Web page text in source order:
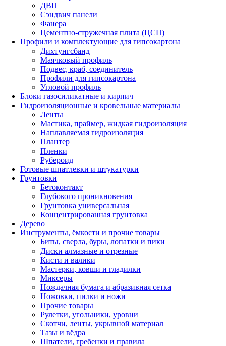
ДВП
Сэндвич панели
Фанера
Цементно-стружечная плита (ЦСП)
Профили и комплектующие для гипсокартона
Дихтунгсбанд
Маячковый профиль
Подвес, краб, соединитель
Профили для гипсокартона
Угловой профиль
Блоки газосиликатные и кирпич
Гидроизоляционные и кровельные материалы
Ленты
Мастика, праймер, жидкая гидроизоляция
Наплавляемая гидроизоляция
Плантер
Пленки
Рубероид
Готовые шпатлевки и штукатурки
Грунтовки
Бетоконтакт
Глубокого проникновения
Грунтовка универсальная
Концентрированная грунтовка
Дерево
Инструменты, ёмкости и прочие товары
Биты, сверла, буры, лопатки и пики
Диски алмазные и отрезные
Кисти и валики
Мастерки, ковши и гладилки
Миксеры
Нождачная бумага и абразивная сетка
Ножовки, пилки и ножи
Прочие товары
Рулетки, угольники, уровни
Скотчи, ленты, укрывной материал
Тазы и вёдра
Шпатели, гребенки и правила